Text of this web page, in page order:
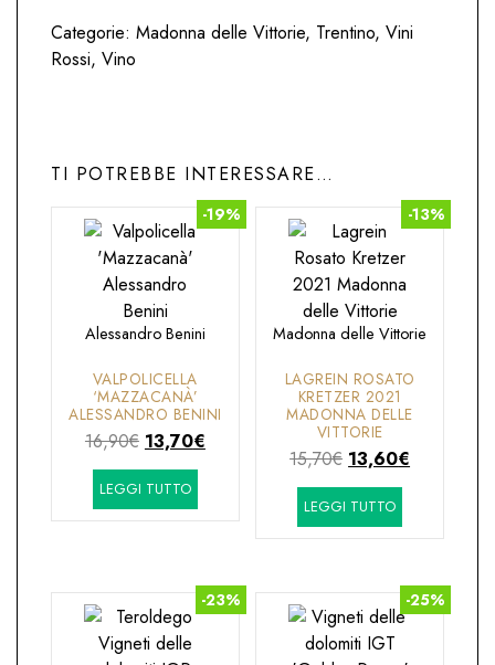
Categorie: Madonna delle Vittorie, Trentino, Vini
Rossi, Vino
TI POTREBBE INTERESSARE…
-19%
Alessandro Benini
VALPOLICELLA
‘MAZZACANÀ’
ALESSANDRO BENINI
16,90€ Il
prezzo
originale
era:
13,70€Il
è:
13,70€.
LEGGI TUTTO
-13%
Madonna delle Vittorie
LAGREIN ROSATO
KRETZER 2021
MADONNA DELLE
VITTORIE
15,70€ Il
prezzo
originale
era:
13,60€
è:
LEGGI TUTTO
-23% -25%